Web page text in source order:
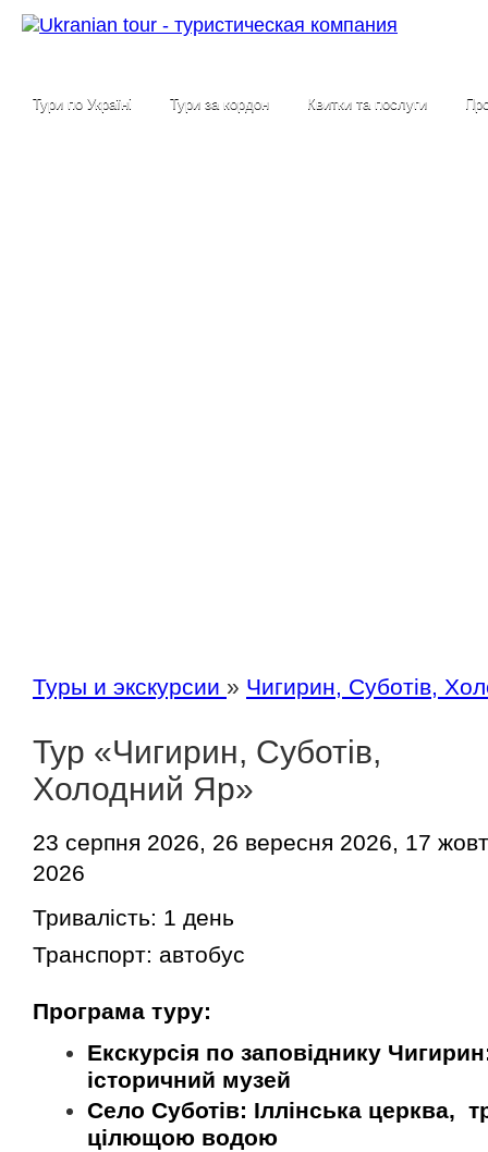
Тури по Україні Тури за кордон Квитки та послуги
Туры и экскурсии » Чигирин, Суботів,
Тур «Чигирин, Суботів,
Холодний Яр»
23 серпня 2026, 26 вересня 2026, 17
2026
Тривалість: 1 день
Транспорт: автобус
Програма туру:
Екскурсія по заповіднику
історичний музей
Село Суботів: Іллінська церква,
цілющою водою